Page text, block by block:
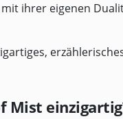
ihrer eigenen
Mist